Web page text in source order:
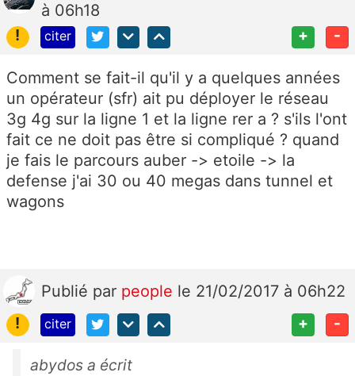
à 06h18
!
citer + -
Comment se fait-il qu'il y a quelques années
un opérateur (sfr) ait pu déployer le réseau
3g 4g sur la ligne 1 et la ligne rer a ? s'ils l'ont
fait ce ne doit pas être si compliqué ? quand
je fais le parcours auber -> etoile -> la
defense j'ai 30 ou 40 megas dans tunnel et
wagons
Publié par people le 21/02/2017 à 06h22
!
citer + -
abydos a écrit